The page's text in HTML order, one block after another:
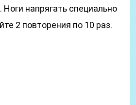
Ноги напрягать специально
2 повторения по 10 раз.